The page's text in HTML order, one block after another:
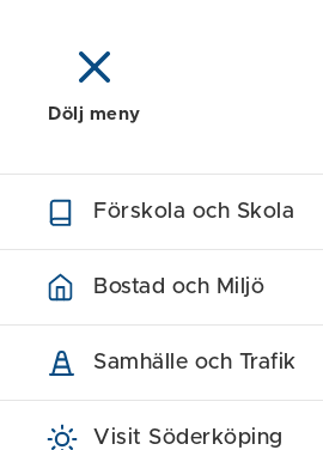
Meny
Dölj meny
Förskola och Skola
Bostad och Miljö
Samhälle och Trafik
Visit Söderköping